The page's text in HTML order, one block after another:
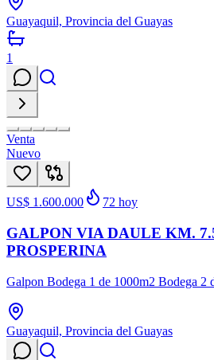
Guayaquil, Provincia del Guayas
1
Venta
Nuevo
US$ 1.600.000 72 hoy
GALPON VIA DAULE KM.
PROSPERINA
Galpon Bodega 1 de 1000m2 Bodega 2
Guayaquil, Provincia del Guayas